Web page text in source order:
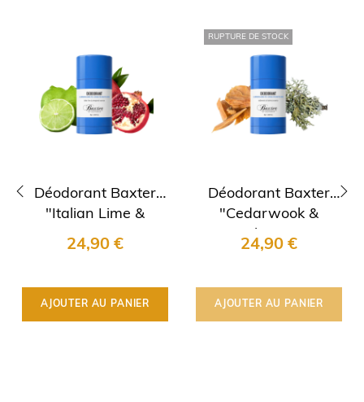
Déodorant Baxter
"Italian Lime &
Pomegranate"
24,90 €
AJOUTER AU PANIER
RUPTURE DE STOCK
Déodorant Baxter
"Cedarwook &
Oakmoss"
24,90 €
AJOUTER AU PANIER